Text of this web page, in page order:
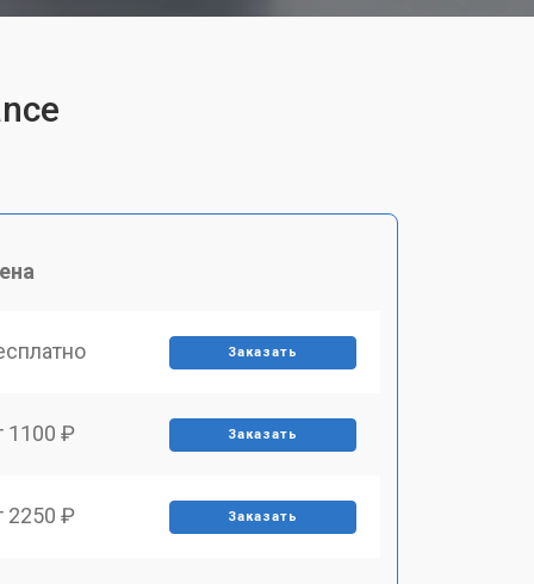
Заказать
1100 ₽ Заказать
2250 ₽ Заказать